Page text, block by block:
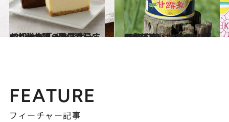
2017.9.24
47都道府県の美味しいすぐれもの 「チーズケーキ」～北陸・甲信越篇～
グルメ 2017.1.23
47都道府県 地元スーパーのおいしいもの～北陸・甲信越篇～
グルメ
FEATURE
フィーチャー記事